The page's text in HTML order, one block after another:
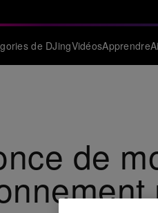
de DJingVidéosApprendre
de